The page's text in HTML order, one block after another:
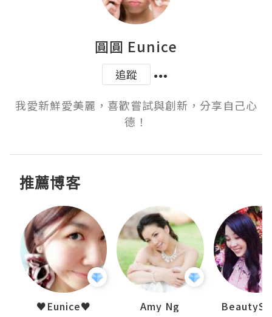
圓圓 Eunice
追蹤
我愛新鮮愛美麗，喜歡嘗試與創新，分享自己心
德！
推薦博客
♥Eunice♥ Amy Ng